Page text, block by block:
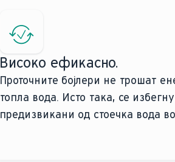
Високо ефикасно.
Проточните бојлери не трошат
топла вода. Исто така, се
предизвикани од стоечка вода во